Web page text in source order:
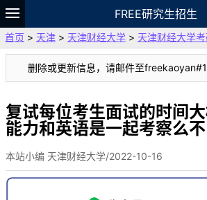
FREE研究生招生
题库
故事 专题 APP 笔
VIP
资料
首页 > 天津 > 天津财经大学 > 天津财经大学
删除或更新信息，请邮件至
复试每位考生面试的时间
能力和英语是一起考察么不
本站小编 天津财经大学/2022-10-16